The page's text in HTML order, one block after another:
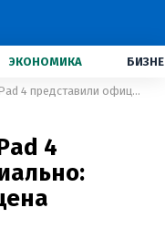
ЭКОНОМИКА
Планшет Xiaomi Mi Pad 4 представили официально: характеристики и цена новинки
4